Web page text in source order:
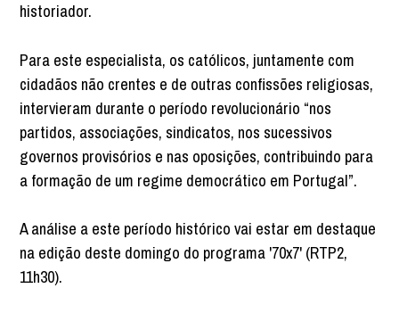
historiador.
Para este especialista, os católicos, juntamente com
cidadãos não crentes e de outras confissões religiosas,
intervieram durante o período revolucionário “nos
partidos, associações, sindicatos, nos sucessivos
governos provisórios e nas oposições, contribuindo para
a formação de um regime democrático em Portugal”.
A análise a este período histórico vai estar em destaque
na edição deste domingo do programa '70x7' (RTP2,
11h30).